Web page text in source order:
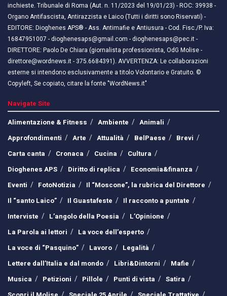
inchieste. Tribunale di Roma (Aut. n. 11/2023 del 19/01/23) - ROC: 39938 -
Organo Antifascista, Antirazzista e Laico (Tutti i diritti sono Riservati) -
EDITORE: Dioghenes APS® - Ass. Antimafie e Antiusura - Cod. Fisc./P. Iva:
16847951007 - dioghenesaps@gmail.com - dioghenesaps@pec.it - ​​
DIRETTORE: Paolo De Chiara (giornalista professionista, OdG Molise -
direttore@wordnews.it - ​​375.6684391). AVVERTENZA: Le collaborazioni
esterne si intendono esclusivamente a titolo Volontario e Gratuito. ©
Copyleft, Se copiato, citare la fonte "WordNews.it"
Navigate Site
Alimentazione & Fitness
Ambiente
Animali
Approfondimenti
Arte Attualità BelPaese
Brevi
Carta canta
Cronaca Cucina
Cultura
Dioghenes APS
Diritto di replica
Economia&finanza
Eventi
FotoNotizia
Il “Moscone”, la rubrica del Direttore
Il “santo Laico”
Il Guastafeste
Il racconto a puntate
Interviste
L’angolo della Poesia
L’Opinione
La Parola ai lettori
La voce dell’esperto
La voce di “Pasquino”
Lavoro
Legalità
Lettere dall’Italia e dal mondo
Libri&Dintorni
Mafie
Musica
Petizioni Pillole Punti di vista
Satira